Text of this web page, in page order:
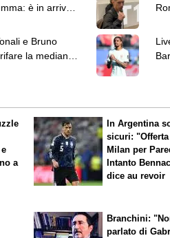
è in arrivo
e Bruno
la mediana.
a
In Argentina
sicuri: "Offerta
Milan per
Intanto
diceau revoir
Branchini:
parlato di